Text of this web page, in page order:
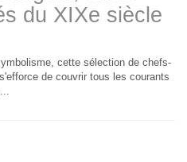
du XIXe siècle
cette sélection de chefs-
de couvrir tous les courants